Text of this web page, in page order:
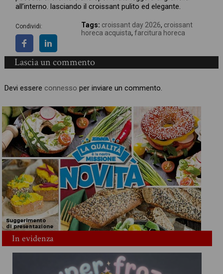
all’interno. lasciando il croissant pulito ed elegante.
Condividi: Tags: croissant day 2026, croissant
horeca acquista, farcitura horeca
Lascia un commento
Devi essere connesso per inviare un commento.
In evidenza